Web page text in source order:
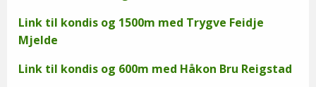
Link til kondis og 1500m med Trygve Feidje
Mjelde
Link til kondis og 600m med Håkon Bru Reigstad